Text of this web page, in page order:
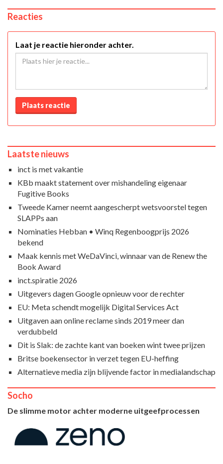
Reacties
Laat je reactie hieronder achter.
Plaats reactie
Laatste nieuws
inct is met vakantie
KBb maakt statement over mishandeling eigenaar
Fugitive Books
Tweede Kamer neemt aangescherpt wetsvoorstel tegen
SLAPPs aan
Nominaties Hebban • Winq Regenboogprijs 2026
bekend
Maak kennis met WeDaVinci, winnaar van de Renew the
Book Award
inct.spiratie 2026
Uitgevers dagen Google opnieuw voor de rechter
EU: Meta schendt mogelijk Digital Services Act
Uitgaven aan online reclame sinds 2019 meer dan
verdubbeld
Dit is Slak: de zachte kant van boeken wint twee prijzen
Britse boekensector in verzet tegen EU-heffing
Alternatieve media zijn blijvende factor in medialandschap
Socho
De slimme motor achter moderne uitgeefprocessen